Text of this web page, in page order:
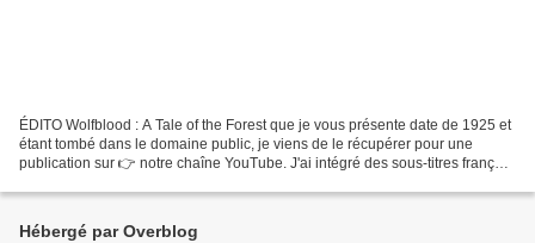
ÉDITO Wolfblood : A Tale of the Forest que je vous présente date de 1925 et
étant tombé dans le domaine public, je viens de le récupérer pour une
publication sur 👉 notre chaîne YouTube. J'ai intégré des sous-titres français
Hébergé par Overblog